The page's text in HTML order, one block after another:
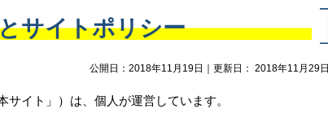
サイトポリシー
公開日： 2018年11月19日 ｜更新日： 2018年11月29日
サイト」）は、個人が運営しています。